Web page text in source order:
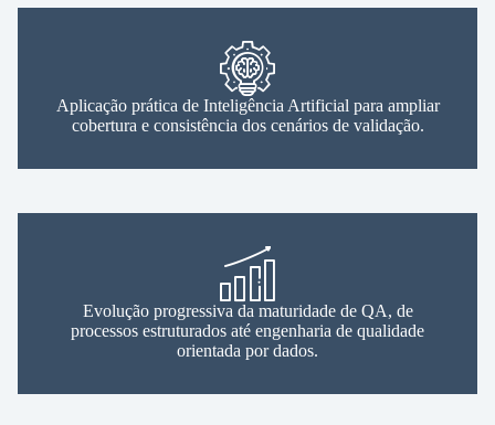
Aplicação prática de Inteligência Artificial para ampliar
cobertura e consistência dos cenários de validação.
Evolução progressiva da maturidade de QA, de
processos estruturados até engenharia de qualidade
orientada por dados.